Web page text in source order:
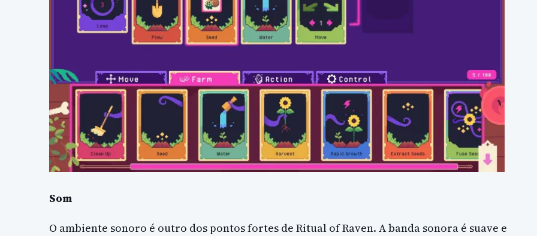
Som
O ambiente sonoro é outro dos pontos fortes de Ritual of Raven. A banda sonora é suave e